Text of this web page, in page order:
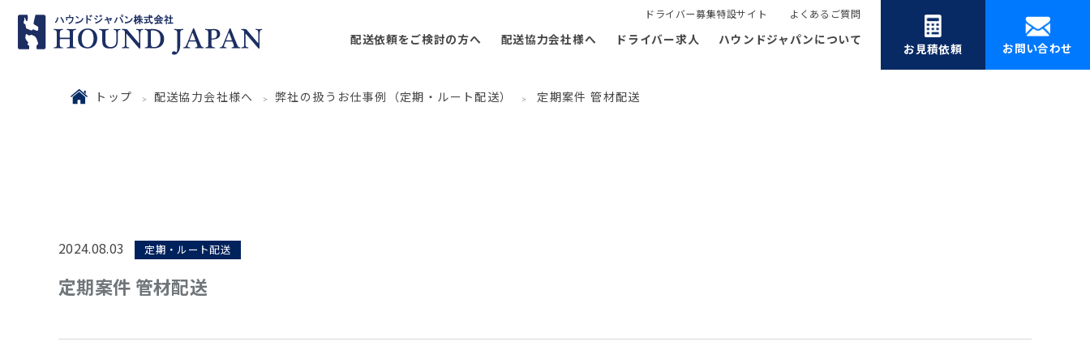
ドライバー募集特設サイト よくあるご質問
配送依頼をご検討の方へ 配送協力会社様へ ドライバー求人 ハウンドジャパンについて
お見積依頼 お問い合わせ
トップ 配送協力会社様へ 弊社の扱うお仕事例（定期・ルート配送） 定期案件 管材配送
2024.08.03 定期・ルート配送
定期案件 管材配送